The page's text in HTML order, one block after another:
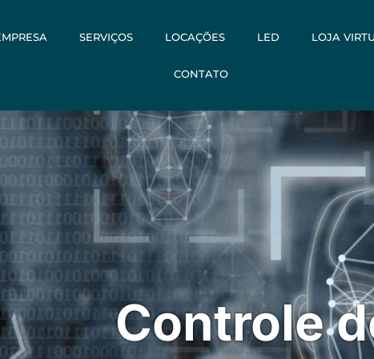
SERVIÇOS LOCAÇÕES LED LOJA
CONTATO
Controle